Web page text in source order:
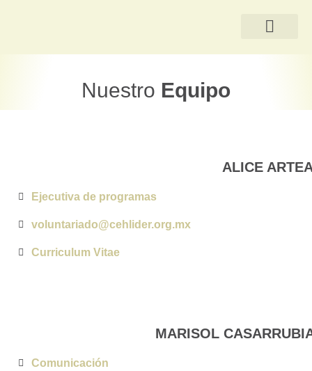
Nuestro Equipo
ALICE
Ejecutiva de programas
voluntariado@cehlider.org.mx
Curriculum Vitae
MARISOL
Comunicación